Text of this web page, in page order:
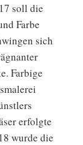
soll die
Farbe
sich
Farbige
erfolgte
wurde die